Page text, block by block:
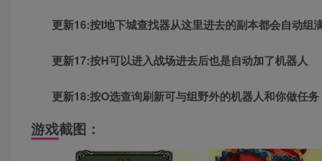
更新16:按I地下城查找器从这里进去的副本都会自动组
更新17:按H可以进入战场进去后也是自动加了机器人
更新18:按O选查询刷新可与组野外的机器人和你做任务
游戏截图：